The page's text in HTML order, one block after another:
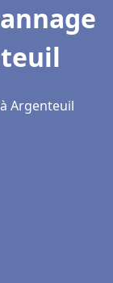
Argenteuil